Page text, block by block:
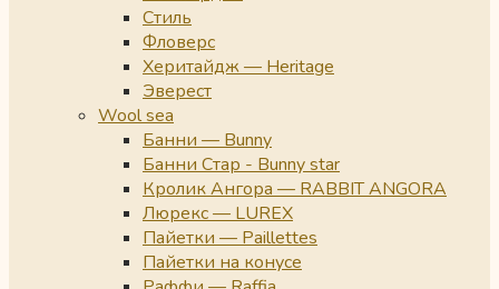
Стиль
Фловерс
Херитайдж — Heritage
Эверест
Wool sea
Банни — Bunny
Банни Стар - Bunny star
Кролик Ангора — RABBIT ANGORA
Люрекс — LUREX
Пайетки — Paillettes
Пайетки на конусе